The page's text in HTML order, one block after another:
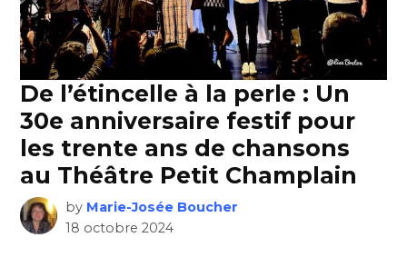
De l’étincelle à la perle : Un
30e anniversaire festif pour
les trente ans de chansons
au Théâtre Petit Champlain
by Marie-Josée Boucher
18 octobre 2024